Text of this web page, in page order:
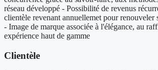
réseau développé - Possibilité de revenus
clientèle revenant annuellemet pour renouveler
- Image de marque associée à l'élégance, au
expérience haut de gamme
Clientèle